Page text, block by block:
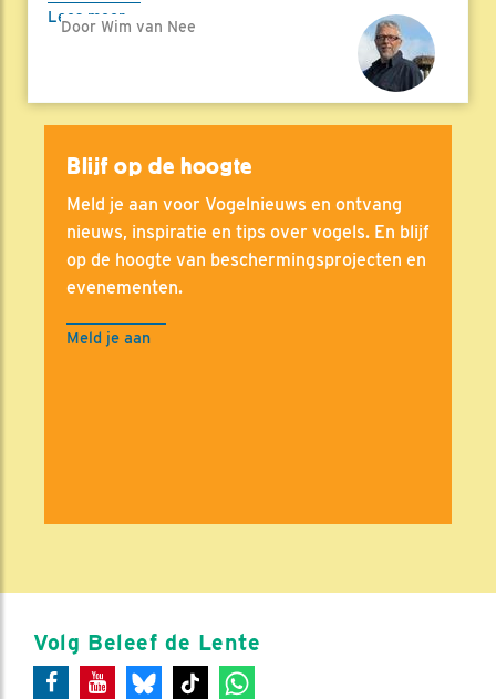
Lees meer
Door Wim van Nee
Blijf op de hoogte
Meld je aan voor Vogelnieuws en ontvang
nieuws, inspiratie en tips over vogels. En blijf
op de hoogte van beschermingsprojecten en
evenementen.
Meld je aan
Volg Beleef de Lente